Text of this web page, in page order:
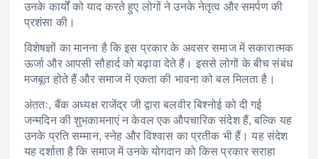
उनके कार्यों को याद करते हुए लोगों ने उनके नेतृत्व और समर्पण की
प्रशंसा की।
विशेषज्ञों का मानना है कि इस प्रकार के अवसर समाज में सकारात्मक
ऊर्जा और आपसी सौहार्द को बढ़ावा देते हैं। इससे लोगों के बीच संबंध
मजबूत होते हैं और समाज में एकता की भावना को बल मिलता है।
अंततः, बैंक अध्यक्ष राजेंद्र जी द्वारा बलवीर बिश्नोई को दी गई
जन्मदिन की शुभकामनाएं न केवल एक औपचारिक संदेश हैं, बल्कि यह
उनके प्रति सम्मान, स्नेह और विश्वास का प्रतीक भी हैं। यह संदेश
यह दर्शाता है कि समाज में उनके योगदान को किस प्रकार सराहा